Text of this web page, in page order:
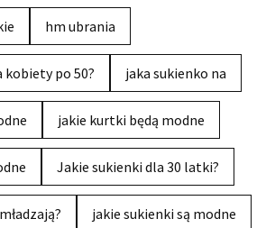
hm ubrania
kobiety po 50? jaka sukienko na
jakie kurtki będą modne
Jakie sukienki dla 30 latki?
jakie sukienki są modne